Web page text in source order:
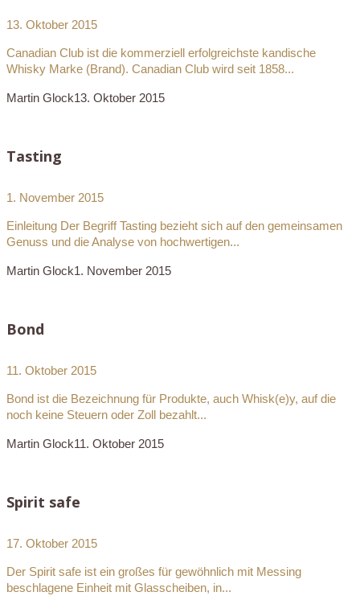
13. Oktober 2015
Canadian Club ist die kommerziell erfolgreichste kandische
Whisky Marke (Brand). Canadian Club wird seit 1858...
Martin Glock13. Oktober 2015
Tasting
1. November 2015
Einleitung Der Begriff Tasting bezieht sich auf den gemeinsamen
Genuss und die Analyse von hochwertigen...
Martin Glock1. November 2015
Bond
11. Oktober 2015
Bond ist die Bezeichnung für Produkte, auch Whisk(e)y, auf die
noch keine Steuern oder Zoll bezahlt...
Martin Glock11. Oktober 2015
Spirit safe
17. Oktober 2015
Der Spirit safe ist ein großes für gewöhnlich mit Messing
beschlagene Einheit mit Glasscheiben, in...